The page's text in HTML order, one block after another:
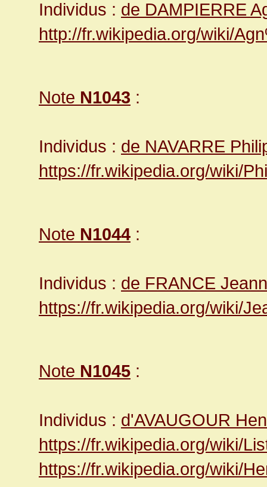
Individus : de DAMPIERRE
http://fr.wikipedia.org/wiki/
Note N1043 :
Individus : de NAVARRE
https://fr.wikipedia.org/wiki/
Note N1044 :
Individus : de FRANCE
https://fr.wikipedia.org/wiki/
Note N1045 :
Individus : d'AVAUGOUR
https://fr.wikipedia.org/wiki/
https://fr.wikipedia.org/wiki/